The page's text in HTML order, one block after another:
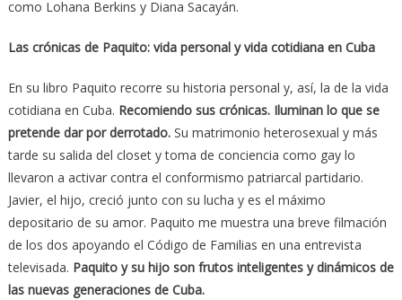
como Lohana Berkins y Diana Sacayán.
Las crónicas de Paquito: vida personal y vida cotidiana en Cuba
En su libro Paquito recorre su historia personal y, así, la de la vida
cotidiana en Cuba. Recomiendo sus crónicas. Iluminan lo que se
pretende dar por derrotado.Su matrimonio heterosexual y más
tarde su salida del closet y toma de conciencia como gay lo
llevaron a activar contra el conformismo patriarcal partidario.
Javier, el hijo, creció junto con su lucha y es el máximo
depositario de su amor. Paquito me muestra una breve filmación
de los dos apoyando el Código de Familias en una entrevista
televisada. Paquito y su hijo son frutos inteligentes y dinámicos de
las nuevas generaciones de Cuba.